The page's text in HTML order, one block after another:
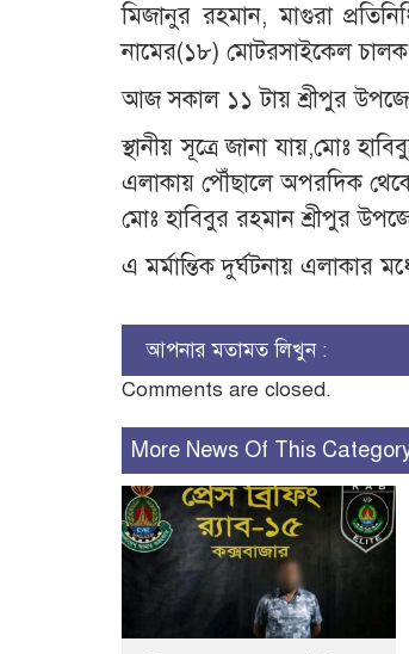
মিজানুর রহমান, মাগুরা
নামের(১৮) মোটরসাইকেল চালক
আজ সকাল ১১ টায় শ্রীপুর
স্থানীয় সূত্রে জানা যায়,মোঃ
এলাকায় পৌঁছালে অপরদিক থেকে
মোঃ হাবিবুর রহমান শ্রীপুর
এ মর্মান্তিক দুর্ঘটনায় এলাকার
আপনার মতামত লিখুন :
Comments are closed.
More News Of This